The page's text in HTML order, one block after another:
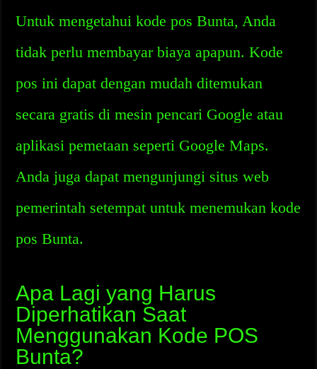
Untuk mengetahui kode pos Bunta, Anda
tidak perlu membayar biaya apapun. Kode
pos ini dapat dengan mudah ditemukan
secara gratis di mesin pencari Google atau
aplikasi pemetaan seperti Google Maps.
Anda juga dapat mengunjungi situs web
pemerintah setempat untuk menemukan kode
pos Bunta.
Apa Lagi yang Harus
Diperhatikan Saat
Menggunakan Kode POS
Bunta?